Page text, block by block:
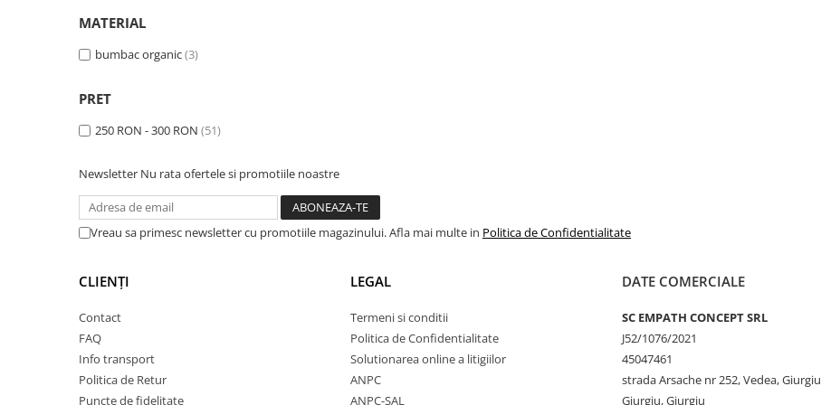
MATERIAL
bumbac organic(3)
PRET
250 RON - 300 RON (51)
Newsletter Nu rata ofertele si promotiile noastre
Vreau sa primesc newsletter cu promotiile magazinului. Afla mai multe in Politica de Confidentialitate
CLIENȚI
Contact
FAQ
Info transport
Politica de Retur
Puncte de fidelitate
LEGAL
Termeni si conditii
Politica de Confidentialitate
Solutionarea online a litigiilor
ANPC
ANPC-SAL
DATE COMERCIALE
SC EMPATH CONCEPT SRL
J52/1076/2021
45047461
strada Arsache nr 252, Vedea, Giurgiu
Giurgiu, Giurgiu